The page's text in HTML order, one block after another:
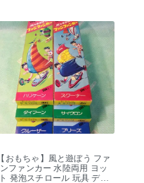
【おもちゃ】風と遊ぼう ファ
ンファンカー 水陸両用 ヨッ
ト 発泡スチロール 玩具 デッ